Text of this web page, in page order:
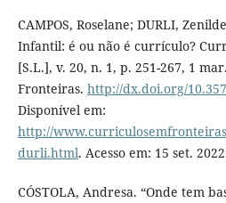
CAMPOS, Roselane; DURLI,
Infantil: é ou não é currículo?
[S.L.], v. 20, n. 1, p. 251-267, 1
Fronteiras. http://dx.doi.org/
Disponível em:
http://
durli.html. Acesso em: 15 set.
CÓSTOLA, Andresa. “Onde tem